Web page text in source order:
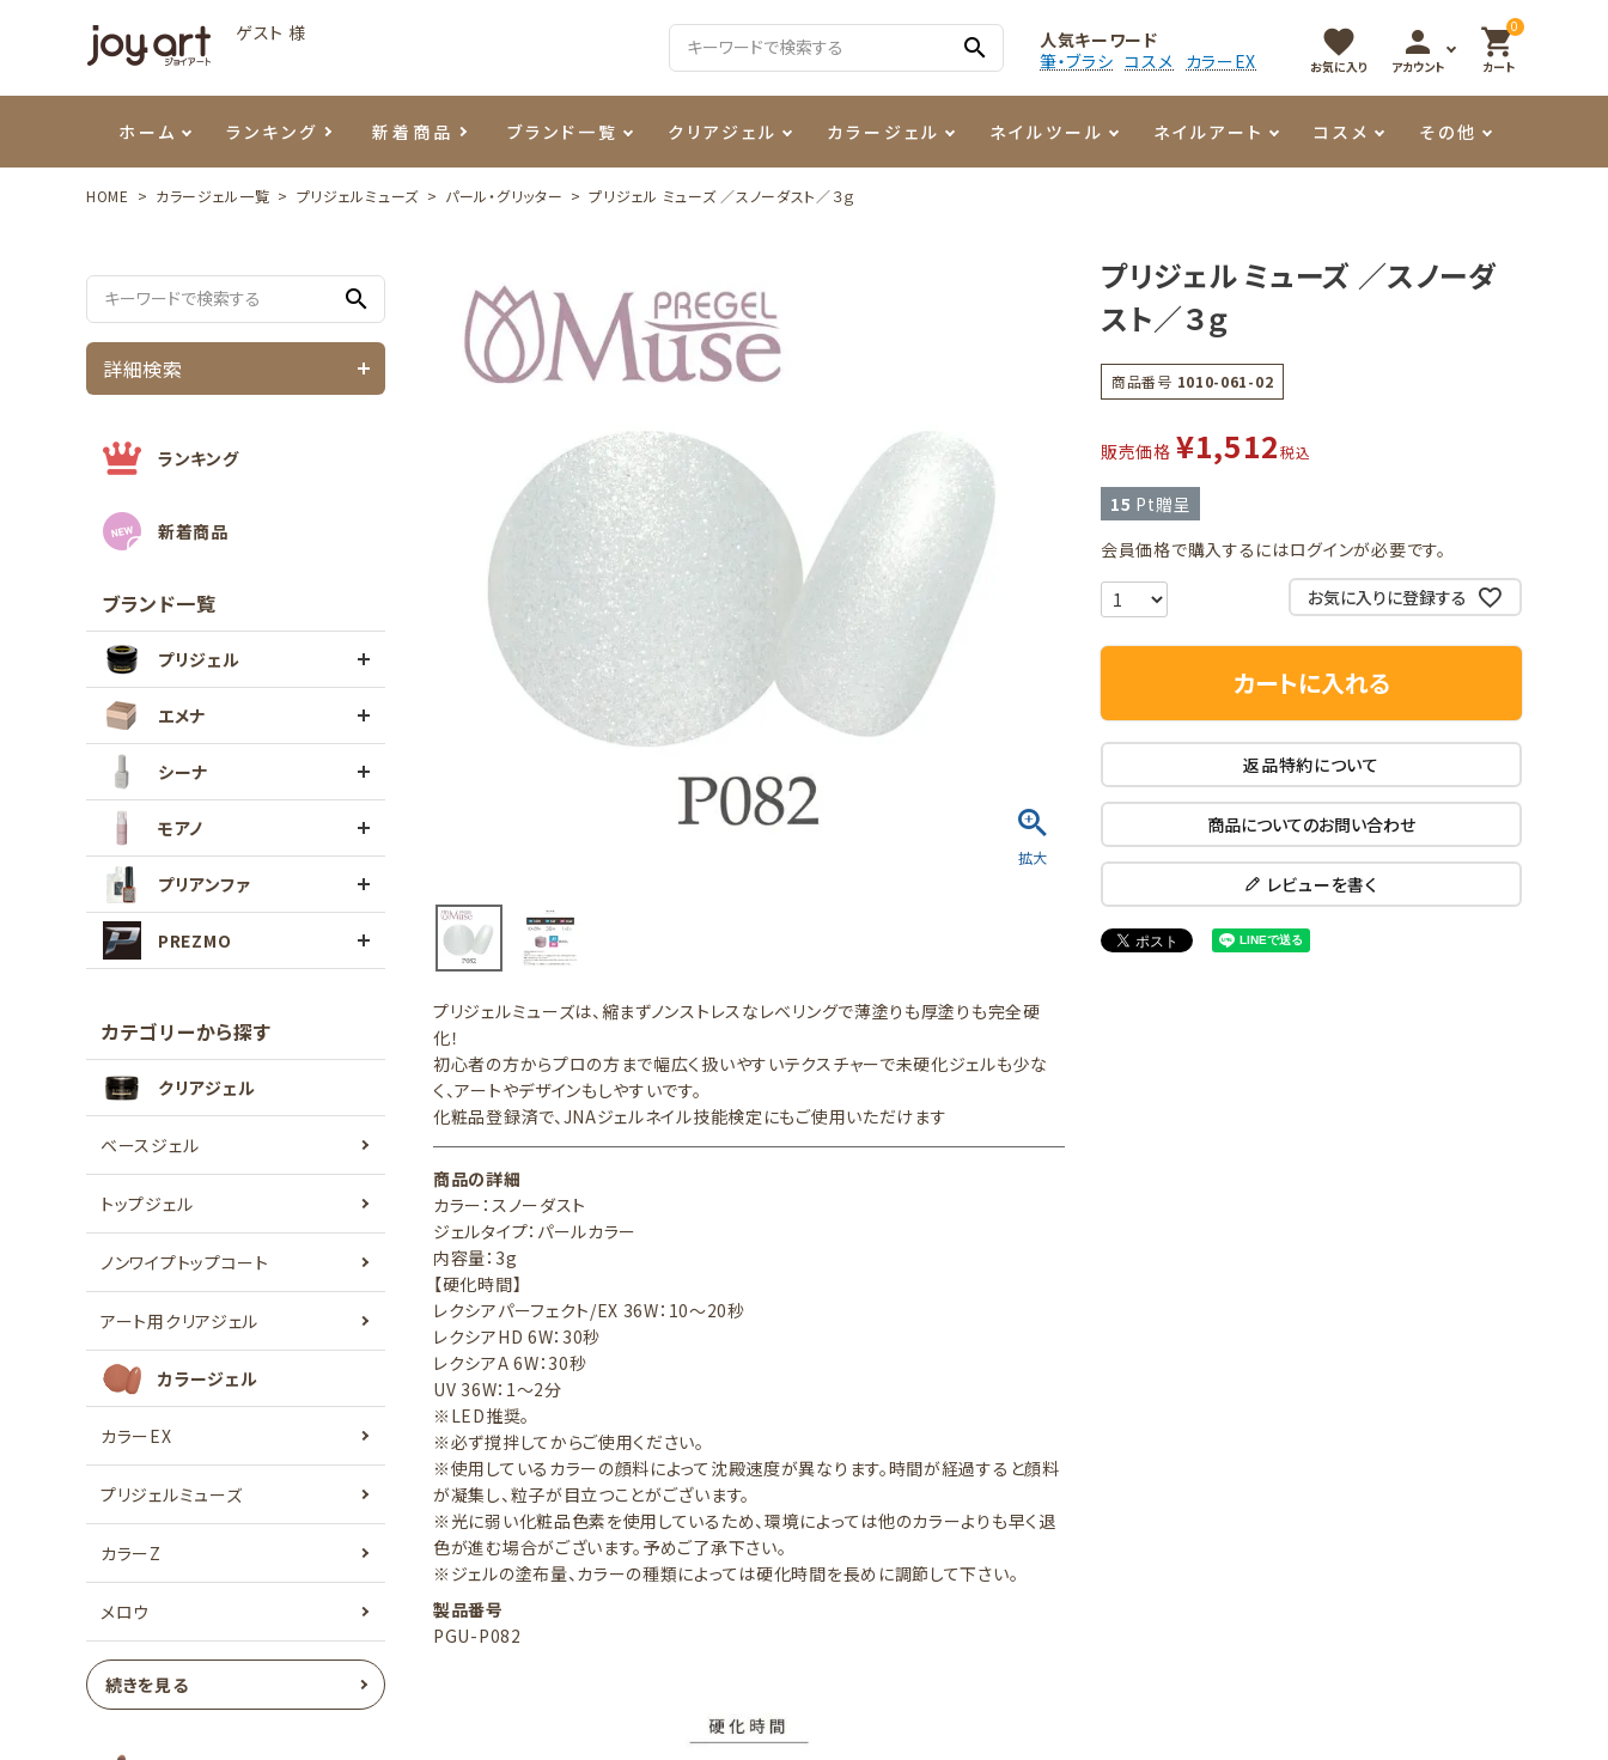
ゲスト 様
search
人気キーワード
筆・ブラシ コスメ カラーEX
favorite
お気に入り
person
アカウント
0
shopping_cart
カート
ホーム ランキング 新着商品 ブランド一覧
モアノ プリアンファ
クリアジェル カラージェル
ウェービージェル テラコッタジェル 3Dクレイジェル
マグネティジェル マグネティフラッシュジェル メタリックジェル
フラッシュジェル シーナカラージェルポリッシュ その他カラージェル
ネイルツール
ネイルケア用品 ピンセット・シザー・スパチュラ 容器・ポーチ
ネイルマシン LEDライト
ネイルアート
メタルパーツ パウダー・フレーク その他
コスメ その他
HOME カラージェル一覧 プリジェルミューズ パール・グリッター プリジェル ミューズ ／スノーダスト／３ｇ
search
詳細検索
ランキング
新着商品
ブランド一覧
プリジェル
エメナ
シーナ
モアノ
プリアンファ
PREZMO
カテゴリーから探す
クリアジェル
ベースジェル
トップジェル
ノンワイプトップコート
アート用クリアジェル
カラージェル
カラーEX
プリジェルミューズ
カラーZ
メロウ
続きを見る
プリジェルミューズは、縮まずノンストレスなレベリングで薄塗りも厚塗りも完全硬
化！
初心者の方からプロの方まで幅広く扱いやすいテクスチャーで未硬化ジェルも少な
く、アートやデザインもしやすいです。
化粧品登録済で、JNAジェルネイル技能検定にもご使用いただけます
商品の詳細
カラー：スノーダスト
ジェルタイプ：パールカラー
内容量：3g
【硬化時間】
レクシアパーフェクト/EX 36W：10～20秒
レクシアHD 6W：30秒
レクシアA 6W：30秒
UV 36W：1～2分
※LED推奨。
※必ず撹拌してからご使用ください。
※使用しているカラーの顔料によって沈殿速度が異なります。時間が経過すると顔料
が凝集し、粒子が目立つことがございます。
※光に弱い化粧品色素を使用しているため、環境によっては他のカラーよりも早く退
色が進む場合がございます。予めご了承下さい。
※ジェルの塗布量、カラーの種類によっては硬化時間を長めに調節して下さい。
製品番号
PGU-P082
プリジェル ミューズ ／スノーダ
スト／３ｇ
商品番号 1010-061-02
販売価格 ¥1,512税込
15 Pt贈呈
会員価格で購入するにはログインが必要です。
お気に入りに登録する
カートに入れる
返品特約について
商品についてのお問い合わせ
レビューを書く